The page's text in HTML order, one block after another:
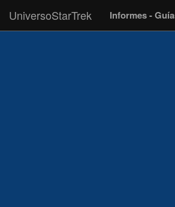
UniversoStarTrek Informes -